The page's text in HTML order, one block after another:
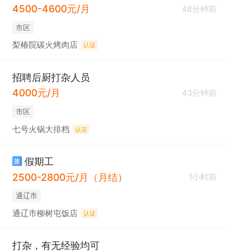
4500-4600元/月
48分钟前
市区
梨椿院碳火烤肉店 认证
招聘后厨打杂人员
4000元/月
43分钟前
市区
七号火锅大排档 认证
兼 假期工
2500-2800元/月（月结）
1小时前
通辽市
通辽市柳树屯饭店 认证
打杂，有无经验均可